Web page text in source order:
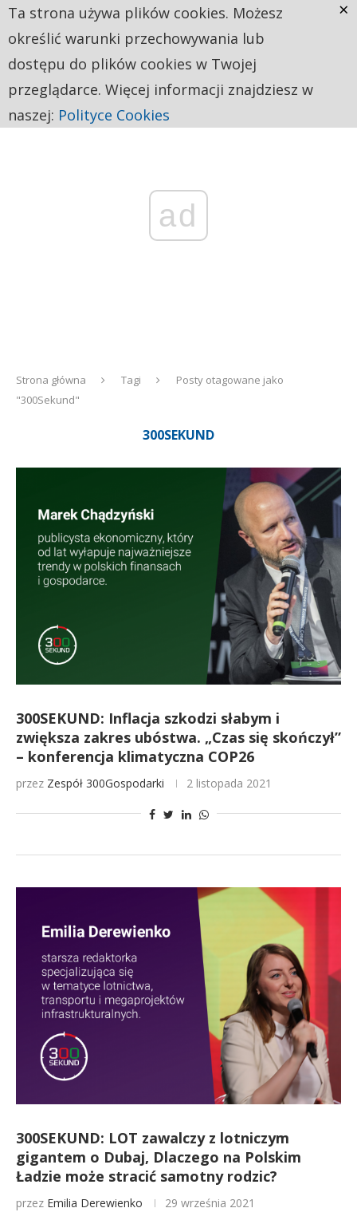
ad
Strona główna Tagi
Posty otagowane jako
"300Sekund"
300SEKUND
300SEKUND: Inflacja szkodzi słabym i
zwiększa zakres ubóstwa. „Czas się skończył”
– konferencja klimatyczna COP26
przez Zespół 300Gospodarki 2 listopada 2021
300SEKUND: LOT zawalczy z lotniczym
gigantem o Dubaj, Dlaczego na Polskim
Ładzie może stracić samotny rodzic?
przez Emilia Derewienko 29 września 2021
Ta strona używa plików cookies. Możesz
określić warunki przechowywania lub
dostępu do plików cookies w Twojej
przeglądarce. Więcej informacji znajdziesz w
naszej: Polityce Cookies
×